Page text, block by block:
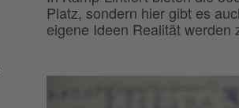
Platz, sondern hier gibt es
eigene Ideen Realität werden